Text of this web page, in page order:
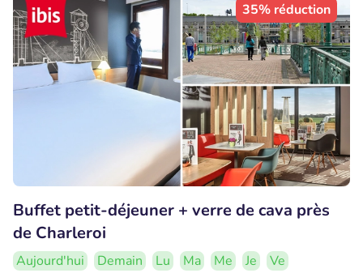
35% réduction
Buffet petit-déjeuner + verre de cava près
de Charleroi
Aujourd'hui Demain Lu Ma Me Je
Ve